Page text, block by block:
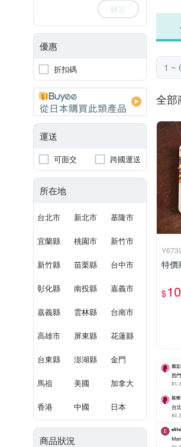
確定
優惠
折扣碼
運送
可面交 跨國運送
所在地
台北市 新北市 基隆市
宜蘭縣 桃園市 新竹市
新竹縣 苗栗縣 台中市
彰化縣 南投縣 嘉義市
嘉義縣 雲林縣 台南市
高雄市 屏東縣 花蓮縣
台東縣 澎湖縣 金門
馬祖 美國 加拿大
香港 中國 日本
商品狀況
1 ~
全部
特價
$10